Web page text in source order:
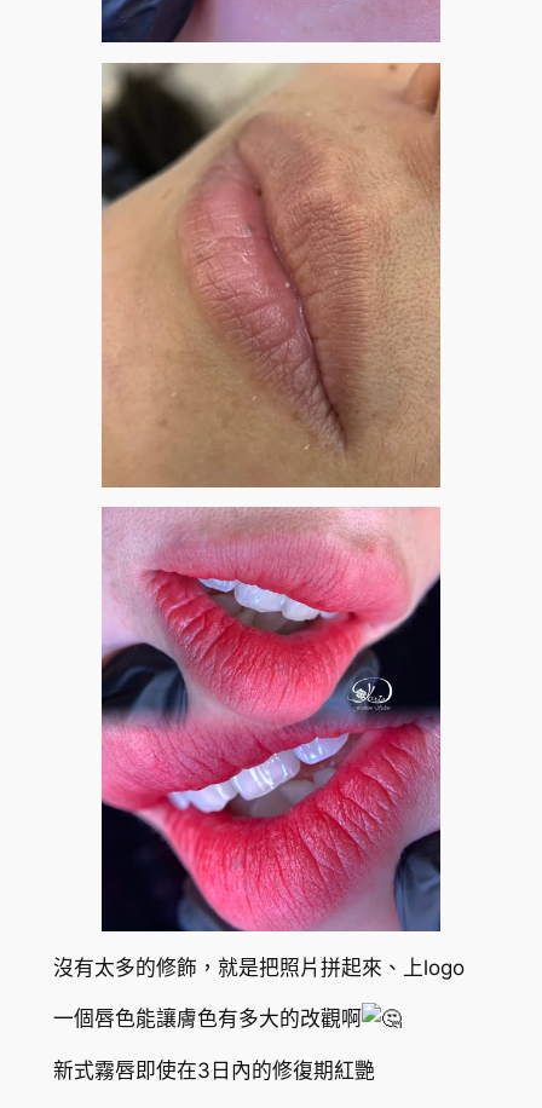
沒有太多的修飾，就是把照片拼起來、上logo
一個唇色能讓膚色有多大的改觀啊
新式霧唇即使在3日內的修復期紅艷